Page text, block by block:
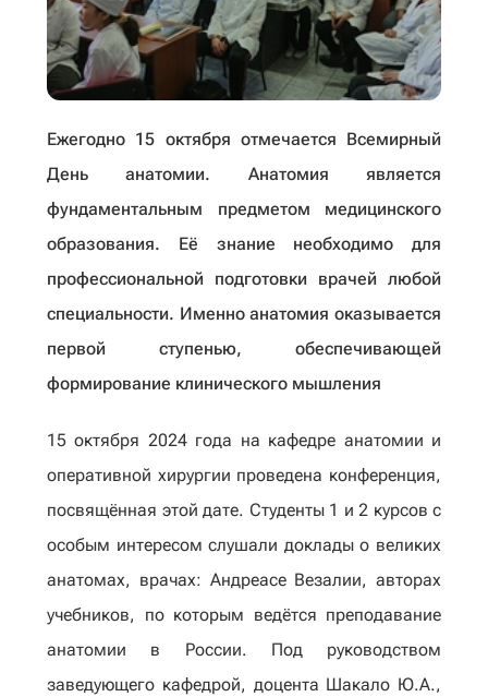
Ежегодно 15 октября отмечается Всемирный
День анатомии. Анатомия является
фундаментальным предметом медицинского
образования. Её знание необходимо для
профессиональной подготовки врачей любой
специальности. Именно анатомия оказывается
первой ступенью, обеспечивающей
формирование клинического мышления
15 октября 2024 года на кафедре анатомии и
оперативной хирургии проведена конференция,
посвящённая этой дате. Студенты 1 и 2 курсов с
особым интересом слушали доклады о великих
анатомах, врачах: Андреасе Везалии, авторах
учебников, по которым ведётся преподавание
анатомии в России. Под руководством
заведующего кафедрой, доцента Шакало Ю.А.,